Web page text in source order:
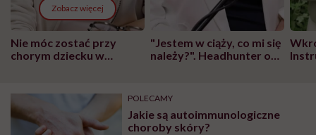
Zobacz więcej
Nie móc zostać przy
chorym dziecku w
może chyba tylko
głupota i brak
wyobraźni"
"Jestem w ciąży, co mi się
należy?". Headhunter o
pracy
POLECAMY
Jakie są autoimmunologiczne
choroby skóry?